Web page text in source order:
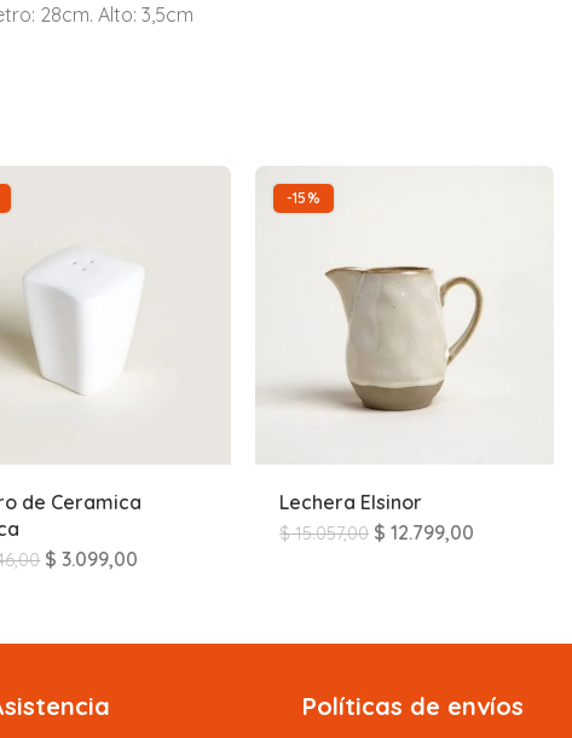
28cm. Alto: 3,5cm
de Ceramica
$ 3.099,00
-15%
Lechera Elsinor
$15.057,00 $ 12.799,00
Políticas de envíos